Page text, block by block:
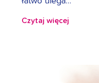
Czytaj więcej